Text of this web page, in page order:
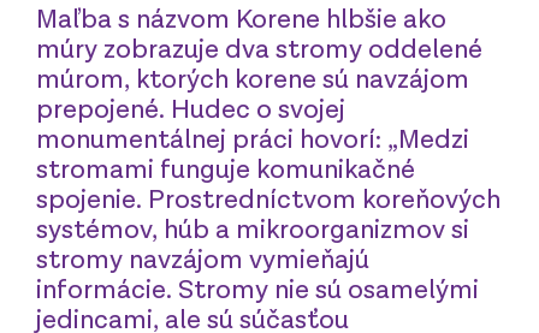
Maľba s názvom Korene hlbšie ako
múry zobrazuje dva stromy oddelené
múrom, ktorých korene sú navzájom
prepojené. Hudec o svojej
monumentálnej práci hovorí: „Medzi
stromami funguje komunikačné
spojenie. Prostredníctvom koreňových
systémov, húb a mikroorganizmov si
stromy navzájom vymieňajú
informácie. Stromy nie sú osamelými
jedincami, ale sú súčasťou